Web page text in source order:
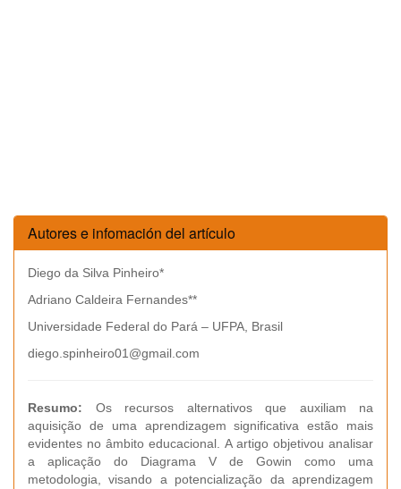
Autores e infomación del artículo
Diego da Silva Pinheiro*
Adriano Caldeira Fernandes**
Universidade Federal do Pará – UFPA, Brasil
diego.spinheiro01@gmail.com
Resumo: Os recursos alternativos que auxiliam na
aquisição de uma aprendizagem significativa estão mais
evidentes no âmbito educacional. A artigo objetivou analisar
a aplicação do Diagrama V de Gowin como uma
metodologia, visando a potencialização da aprendizagem